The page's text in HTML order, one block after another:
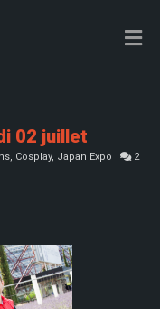
02 juillet
, Cosplay, Japan Expo
2